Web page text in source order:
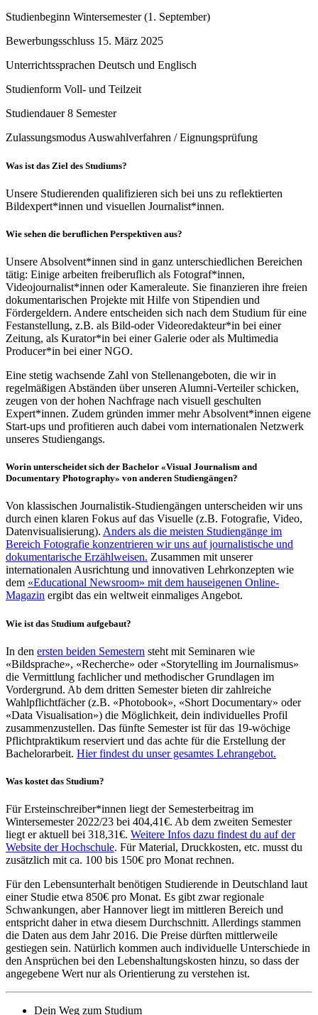
Studienbeginn Wintersemester (1. September)
Bewerbungsschluss 15. März 2025
Unterrichtssprachen Deutsch und Englisch
Studienform Voll- und Teilzeit
Studiendauer 8 Semester
Zulassungsmodus Auswahlverfahren / Eignungsprüfung
Was ist das Ziel des Studiums?
Unsere Studierenden qualifizieren sich bei uns zu reflektierten
Bildexpert*innen und visuellen Journalist*innen.
Wie sehen die beruflichen Perspektiven aus?
Unsere Absolvent*innen sind in ganz unterschiedlichen Bereichen
tätig: Einige arbeiten freiberuflich als Fotograf*innen,
Videojournalist*innen oder Kameraleute. Sie finanzieren ihre freien
dokumentarischen Projekte mit Hilfe von Stipendien und
Fördergeldern. Andere entscheiden sich nach dem Studium für eine
Festanstellung, z.B. als Bild-oder Videoredakteur*in bei einer
Zeitung, als Kurator*in bei einer Galerie oder als Multimedia
Producer*in bei einer NGO.
Eine stetig wachsende Zahl von Stellenangeboten, die wir in
regelmäßigen Abständen über unseren Alumni-Verteiler schicken,
zeugen von der hohen Nachfrage nach visuell geschulten
Expert*innen. Zudem gründen immer mehr Absolvent*innen eigene
Start-ups und profitieren auch dabei vom internationalen Netzwerk
unseres Studiengangs.
Worin unterscheidet sich der Bachelor «Visual Journalism and
Documentary Photography» von anderen Studiengängen?
Von klassischen Journalistik-Studiengängen unterscheiden wir uns
durch einen klaren Fokus auf das Visuelle (z.B. Fotografie, Video,
Datenvisualisierung). Anders als die meisten Studiengänge im
Bereich Fotografie konzentrieren wir uns auf journalistische und
dokumentarische Erzählweisen. Zusammen mit unserer
internationalen Ausrichtung und innovativen Lehrkonzepten wie
dem «Educational Newsroom» mit dem hauseigenen Online-
Magazin ergibt das ein weltweit einmaliges Angebot.
Wie ist das Studium aufgebaut?
In den ersten beiden Semestern steht mit Seminaren wie
«Bildsprache», «Recherche» oder «Storytelling im Journalismus»
die Vermittlung fachlicher und methodischer Grundlagen im
Vordergrund. Ab dem dritten Semester bieten dir zahlreiche
Wahlpflichtfächer (z.B. «Photobook», «Short Documentary» oder
«Data Visualisation») die Möglichkeit, dein individuelles Profil
zusammenzustellen. Das fünfte Semester ist für das 19-wöchige
Pflichtpraktikum reserviert und das achte für die Erstellung der
Bachelorarbeit. Hier findest du unser gesamtes Lehrangebot.
Was kostet das Studium?
Für Ersteinschreiber*innen liegt der Semesterbeitrag im
Wintersemester 2022/23 bei 404,41€. Ab dem zweiten Semester
liegt er aktuell bei 318,31€. Weitere Infos dazu findest du auf der
Website der Hochschule. Für Material, Druckkosten, etc. musst du
zusätzlich mit ca. 100 bis 150€ pro Monat rechnen.
Für den Lebensunterhalt benötigen Studierende in Deutschland laut
einer Studie etwa 850€ pro Monat. Es gibt zwar regionale
Schwankungen, aber Hannover liegt im mittleren Bereich und
entspricht daher in etwa diesem Durchschnitt. Allerdings stammen
die Daten aus dem Jahr 2016. Die Preise dürften mittlerweile
gestiegen sein. Natürlich kommen auch individuelle Unterschiede in
den Ansprüchen bei den Lebenshaltungskosten hinzu, so dass der
angegebene Wert nur als Orientierung zu verstehen ist.
Dein Weg zum Studium